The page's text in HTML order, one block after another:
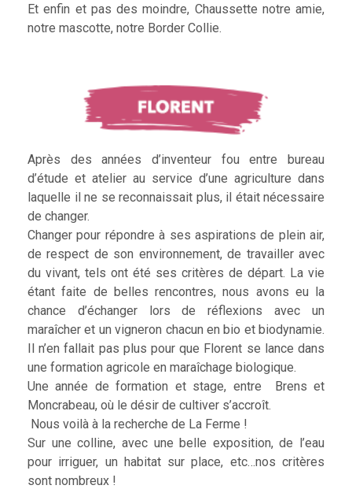
Et enfin et pas des moindre, Chaussette notre amie,
notre mascotte, notre Border Collie.
Après des années d’inventeur fou entre bureau
d’étude et atelier au service d’une agriculture dans
laquelle il ne se reconnaissait plus, il était nécessaire
de changer.
Changer pour répondre à ses aspirations de plein air,
de respect de son environnement, de travailler avec
du vivant, tels ont été ses critères de départ. La vie
étant faite de belles rencontres, nous avons eu la
chance d’échanger lors de réflexions avec un
maraîcher et un vigneron chacun en bio et biodynamie.
Il n’en fallait pas plus pour que Florent se lance dans
une formation agricole en maraîchage biologique.
Une année de formation et stage, entre Brens et
Moncrabeau, où le désir de cultiver s’accroît.
Nous voilà à la recherche de La Ferme !
Sur une colline, avec une belle exposition, de l’eau
pour irriguer, un habitat sur place, etc…nos critères
sont nombreux !